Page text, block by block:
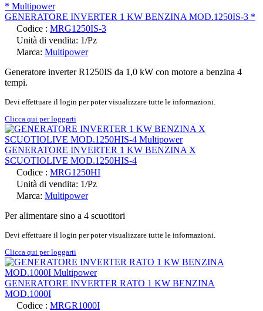
GENERATORE INVERTER 1 KW BENZINA MOD.1250IS-3 *
Codice : MRG1250IS-3
Unità di vendita: 1/Pz
Marca: Multipower
Generatore inverter R1250IS da 1,0 kW con motore a benzina 4
tempi.
Devi effettuare il login per poter visualizzare tutte le informazioni.
Clicca qui per loggarti
GENERATORE INVERTER 1 KW BENZINA X
SCUOTIOLIVE MOD.1250HIS-4
Codice : MRG1250HI
Unità di vendita: 1/Pz
Marca: Multipower
Per alimentare sino a 4 scuotitori
Devi effettuare il login per poter visualizzare tutte le informazioni.
Clicca qui per loggarti
GENERATORE INVERTER RATO 1 KW BENZINA
MOD.1000I
Codice : MRGR1000I